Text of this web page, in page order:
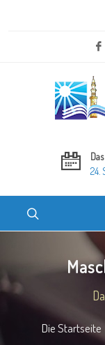
24.
Die Startseite